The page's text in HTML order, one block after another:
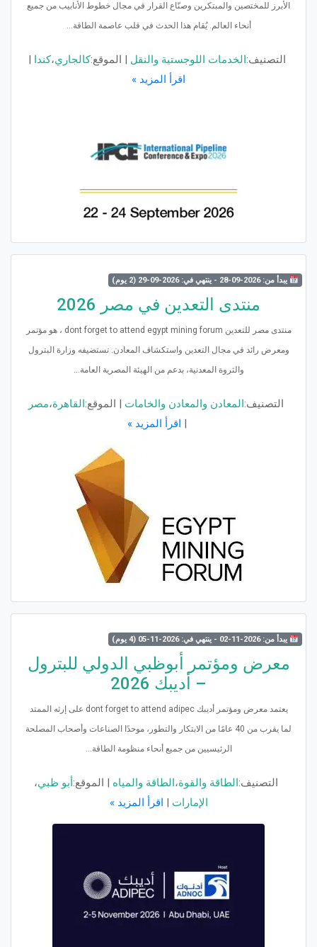
الأبرز للمختصين والمبتكرين وصنّاع القرار في مجال خطوط الأنابيب من جميع
أنحاء العالم. يُقام هذا الحدث في قلب عاصمة الطاقة...
التصنيف:الخدمات اللوجستية والنقل | الموقع:كالجاري،كندا |
اقرأ المزيد »
يبدأ من: 2026-09-28 - ينتهي في: 2026-09-29 (2 يوم)
منتدى التعدين في مصر 2026
منتدى مصر للتعدين dont forget to attend egypt mining forum ، هو مؤتمر
ومعرض رائد في مجال التعدين واستكشاف المعادن. تستضيفه وزارة البترول
والثروة المعدنية، بدعم من الهيئة المصرية العامة...
التصنيف:المعادن والمعادن والخامات | الموقع:القاهرة،مصر
| اقرأ المزيد »
يبدأ من: 2026-11-02 - ينتهي في: 2026-11-05 (4 يوم)
معرض ومؤتمر أبوظبي الدولي للبترول
– أديبك 2026
يعتمد معرض ومؤتمر أديبك dont forget to attend adipec على إرثه الممتد
لما يقرب من 40 عامًا من الابتكار والتطور، موحدًا الصناعات وأصحاب المصلحة
الرئيسيين من جميع أنحاء منظومة الطاقة...
التصنيف:الطاقة والقوة،الطاقة والمياه | الموقع:أبو ظبي،
الإمارات | اقرأ المزيد »